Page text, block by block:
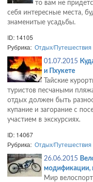
то вам не
себя интересные места,
знаменитые усадьбы.
ID: 14105
Рубрика: Отдых/Путешествия
01.07.2015
и Пхукете
Тайские
туристов песчаными
отдых должен быть
купание и загорание с
участием в экскурсиях.
ID: 14067
Рубрика: Отдых/Путешествия
26.06.2015
модификации,
Мир